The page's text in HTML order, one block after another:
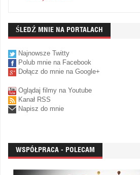
ŚLEDŹ MNIE NA PORTALACH
Najnowsze Twitty
Polub mnie na Facebook
Dołącz do mnie na Google+
Oglądaj filmy na Youtube
Kanał RSS
Napisz do mnie
WSPÓŁPRACA - POLECAM